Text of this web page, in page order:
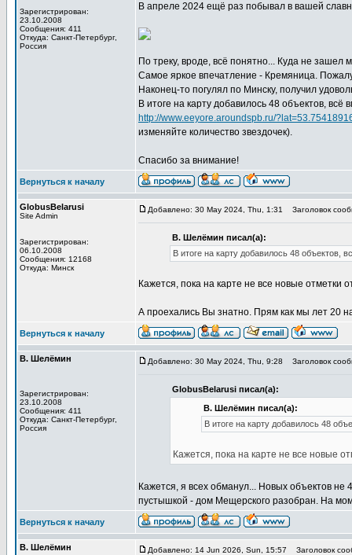
Зарегистрирован:
23.10.2008
Сообщения: 411
Откуда: Санкт-Петербург,
Россия
В апреле 2024 ещё раз побывал в вашей
По треку, вроде, всё понятно... Куда не
Самое яркое впечатление - Кремяница.
Наконец-то погулял по Минску, получил
В итоге на карту добавилось 48 объектов, всё
http://www.eeyore.aroundspb.ru/
изменяйте количество звездочек).
Спасибо за внимание!
Вернуться к началу
GlobusBelarusi
Site Admin
Зарегистрирован:
06.10.2008
Сообщения: 12168
Откуда: Минск
Добавлено: 30 May 2024, Thu, 1:31 Заголовок
В. Шелёмин писал(а):
В итоге на карту добавилось 48 объектов,
Кажется, пока на карте не все новые отметки
А проехались Вы знатно. Прям как мы лет 20
Вернуться к началу
В. Шелёмин
Зарегистрирован:
23.10.2008
Сообщения: 411
Откуда: Санкт-Петербург,
Россия
Добавлено: 30 May 2024, Thu, 9:28 Заголовок
GlobusBelarusi писал(а):
В. Шелёмин писал(а):
В итоге на карту добавилось 48
Кажется, пока на карте не все новые
Кажется, я всех обманул... Новых объектов
пустышкой - дом Мещерского разобран. На
Вернуться к началу
В. Шелёмин Добавлено: 14 Jun 2026, Sun, 15:57 Заголовок